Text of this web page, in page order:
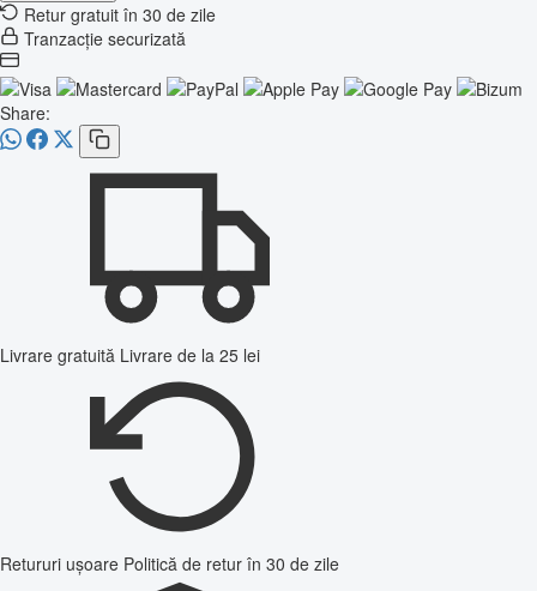
Retur gratuit în 30 de zile
Tranzacție securizată
Share:
Livrare gratuită Livrare de la 25 lei
Retururi ușoare Politică de retur în 30 de zile